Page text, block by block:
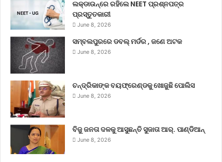
ଲକ୍‌ଡାଉନ୍‌ରେ ରହିଲେ NEET ପ୍ରଶ୍ନପତ୍ର
ପ୍ରସ୍ତୁତକାରୀ
June 8, 2026
ସମ୍ବଲପୁରରେ ଡବଲ୍ ମର୍ଡର , ଜଣେ ଅଟକ
June 8, 2026
ଚନ୍ଦ୍ରିକାଙ୍କ ବୟଫ୍ରେଣ୍ଡକୁ ଖୋଜୁଛି ପୋଲିସ
June 8, 2026
ବିଜୁ ଜନତା ଦଳକୁ ଆସୁଛନ୍ତି ସୁଜାତା ଆର୍‌. ପାଣ୍ଡିଆନ୍
June 8, 2026